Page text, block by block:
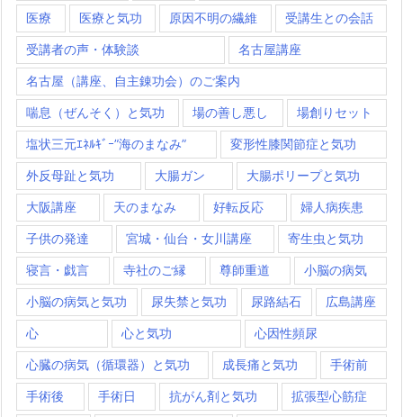
医療 医療と気功 原因不明の繊維 受講生との会話
受講者の声・体験談 名古屋講座
名古屋（講座、自主錬功会）のご案内
喘息（ぜんそく）と気功 場の善し悪し 場創りセット
塩状三元ｴﾈﾙｷﾞｰ”海のまなみ” 変形性膝関節症と気功
外反母趾と気功 大腸ガン 大腸ポリープと気功
大阪講座 天のまなみ 好転反応 婦人病疾患
子供の発達 宮城・仙台・女川講座 寄生虫と気功
寝言・戯言 寺社のご縁 尊師重道 小脳の病気
小脳の病気と気功 尿失禁と気功 尿路結石 広島講座
心 心と気功 心因性頻尿
心臓の病気（循環器）と気功 成長痛と気功 手術前
手術後 手術日 抗がん剤と気功 拡張型心筋症